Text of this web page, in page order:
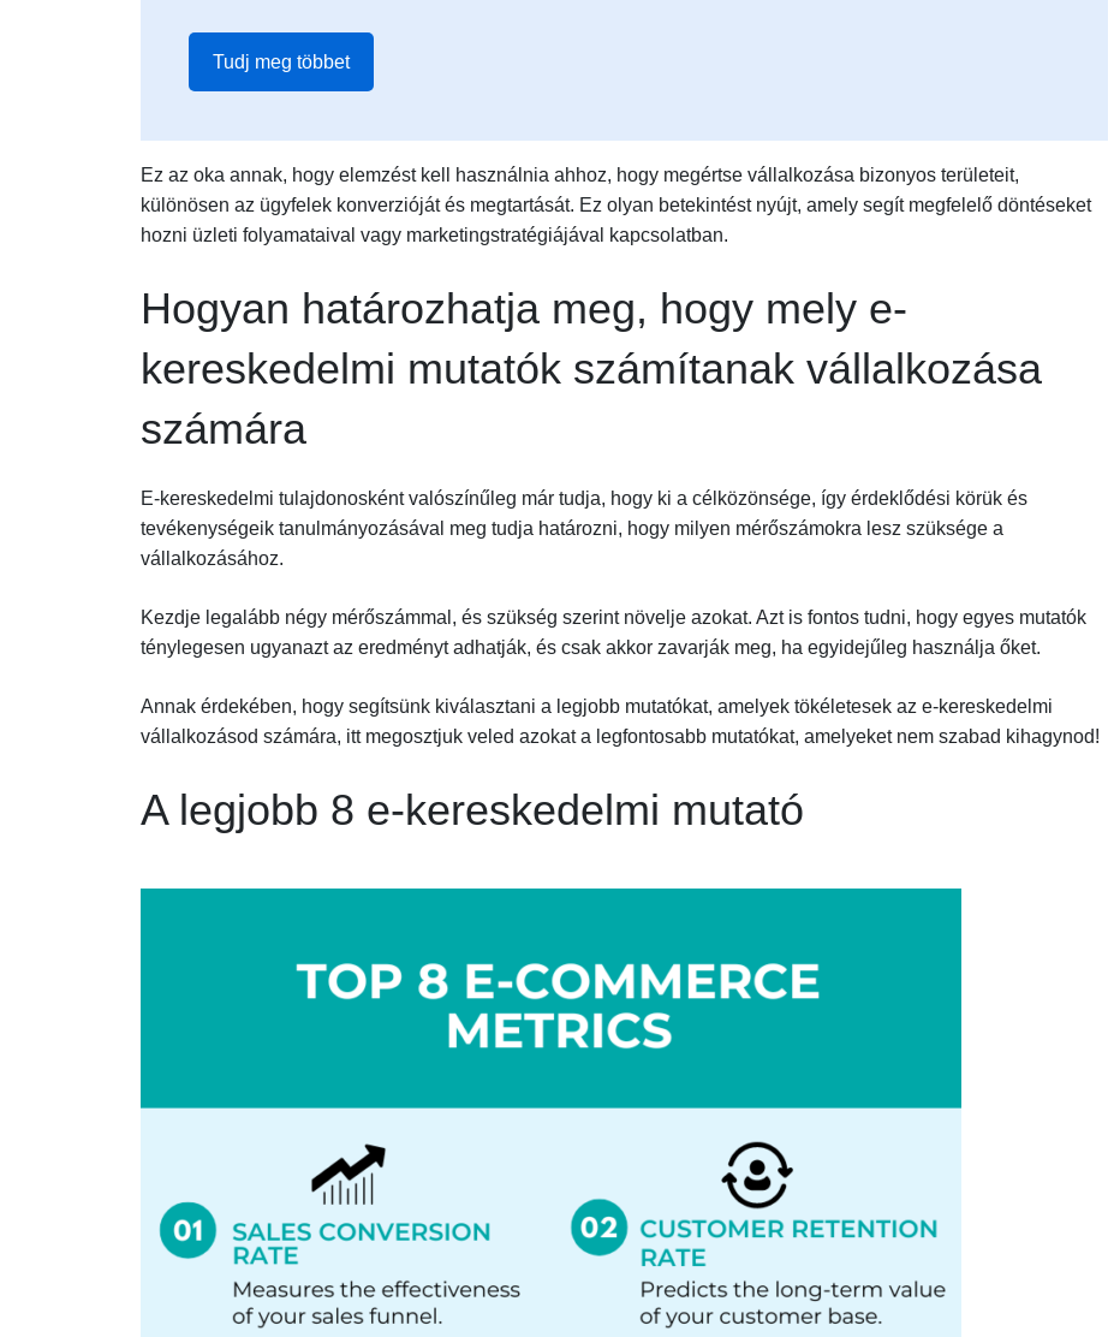
Tudj meg többet
Ez az oka annak, hogy elemzést kell használnia ahhoz, hogy megértse vállalkozása bizonyos területeit,
különösen az ügyfelek konverzióját és megtartását. Ez olyan betekintést nyújt, amely segít megfelelő döntéseket
hozni üzleti folyamataival vagy marketingstratégiájával kapcsolatban.
Hogyan határozhatja meg, hogy mely e-
kereskedelmi mutatók számítanak vállalkozása
számára
E-kereskedelmi tulajdonosként valószínűleg már tudja, hogy ki a célközönsége, így érdeklődési körük és
tevékenységeik tanulmányozásával meg tudja határozni, hogy milyen mérőszámokra lesz szüksége a
vállalkozásához.
Kezdje legalább négy mérőszámmal, és szükség szerint növelje azokat. Azt is fontos tudni, hogy egyes mutatók
ténylegesen ugyanazt az eredményt adhatják, és csak akkor zavarják meg, ha egyidejűleg használja őket.
Annak érdekében, hogy segítsünk kiválasztani a legjobb mutatókat, amelyek tökéletesek az e-kereskedelmi
vállalkozásod számára, itt megosztjuk veled azokat a legfontosabb mutatókat, amelyeket nem szabad kihagynod!
A legjobb 8 e-kereskedelmi mutató